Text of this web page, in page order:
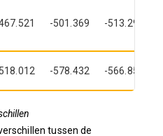
-501.369 -513.294
-578.432 -566.858
tussen de